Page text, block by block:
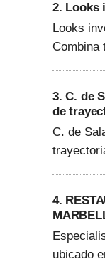
2. Looks
Looks
Combina
3. C. de
de
C. de
4.
ubicado